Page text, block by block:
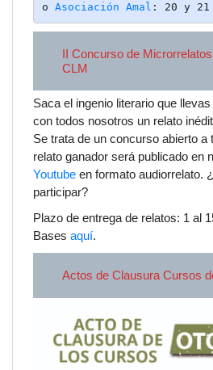
o Asociación Amal : 20 y 21
II Concurso de
CLM
Saca el ingenio literario que
con todos nosotros un relato
Se trata de un concurso abierto a
relato ganador será publicado en
Youtube en formato audiorrelato.
participar?
Plazo de entrega de relatos: 1 al
Bases aquí.
Actos de Clausura Cursos